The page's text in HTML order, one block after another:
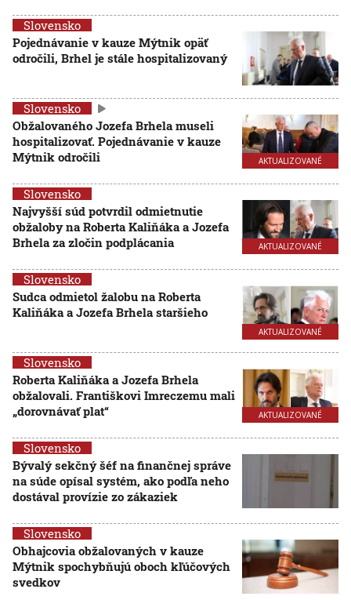
Slovensko
Pojednávanie v kauze Mýtnik opäť
odročili, Brhel je stále hospitalizovaný
AKTUALIZOVANÉ
Slovensko
Obžalovaného Jozefa Brhela museli
hospitalizovať. Pojednávanie v kauze
Mýtnik odročili
AKTUALIZOVANÉ
Slovensko
Najvyšší súd potvrdil odmietnutie
obžaloby na Roberta Kaliňáka a Jozefa
Brhela za zločin podplácania
AKTUALIZOVANÉ
Slovensko
Sudca odmietol žalobu na Roberta
Kaliňáka a Jozefa Brhela staršieho
AKTUALIZOVANÉ
Slovensko
Roberta Kaliňáka a Jozefa Brhela
obžalovali. Františkovi Imreczemu mali
„dorovnávať plat“
Slovensko
Bývalý sekčný šéf na finančnej správe
na súde opísal systém, ako podľa neho
dostával provízie zo zákaziek
Slovensko
Obhajcovia obžalovaných v kauze
Mýtnik spochybňujú oboch kľúčových
svedkov